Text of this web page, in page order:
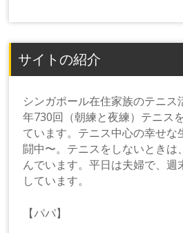
サイトの紹介
シンガポール在住家族のテニス
年730回（朝練と夜練）テニス
ています。テニス中心の幸せな
闘中〜。テニスをしないときは
んでいます。平日は夫婦で、週
しています。
【パパ】